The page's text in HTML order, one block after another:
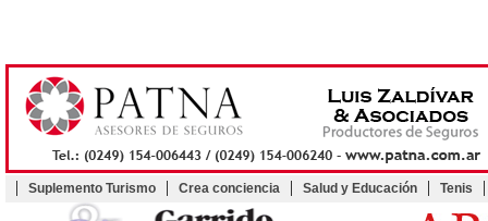
Suplemento Turismo Crea conciencia Salud y Educación Tenis